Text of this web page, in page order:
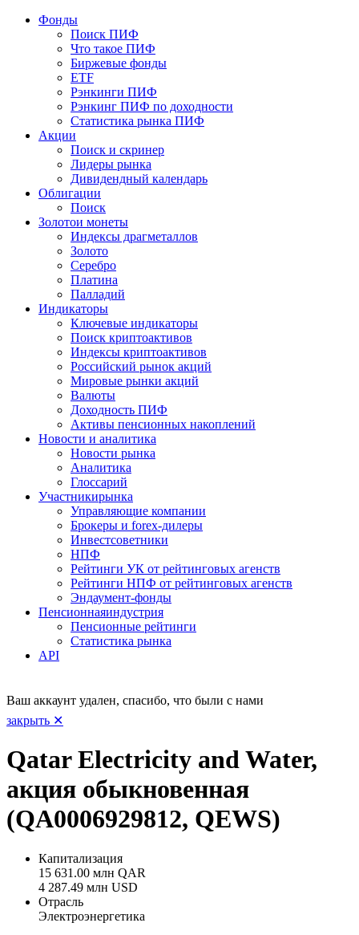
Фонды
Поиск ПИФ
Что такое ПИФ
Биржевые фонды
ETF
Рэнкинги ПИФ
Рэнкинг ПИФ по доходности
Статистика рынка ПИФ
Акции
Поиск и скринер
Лидеры рынка
Дивидендный календарь
Облигации
Поиск
Золотои монеты
Индексы драгметаллов
Золото
Серебро
Платина
Палладий
Индикаторы
Ключевые индикаторы
Поиск криптоактивов
Индексы криптоактивов
Российский рынок акций
Мировые рынки акций
Валюты
Доходность ПИФ
Активы пенсионных накоплений
Новости и аналитика
Новости рынка
Аналитика
Глоссарий
Участникирынка
Управляющие компании
Брокеры и forex-дилеры
Инвестсоветники
НПФ
Рейтинги УК от рейтинговых агенств
Рейтинги НПФ от рейтинговых агенств
Эндаумент-фонды
Пенсионнаяиндустрия
Пенсионные рейтинги
Статистика рынка
API
Ваш аккаунт удален, спасибо, что были с нами
закрыть ✕
Qatar Electricity and Water,
акция обыкновенная
(QA0006929812, QEWS)
Капитализация
15 631.00 млн QAR
4 287.49 млн USD
Отрасль
Электроэнергетика